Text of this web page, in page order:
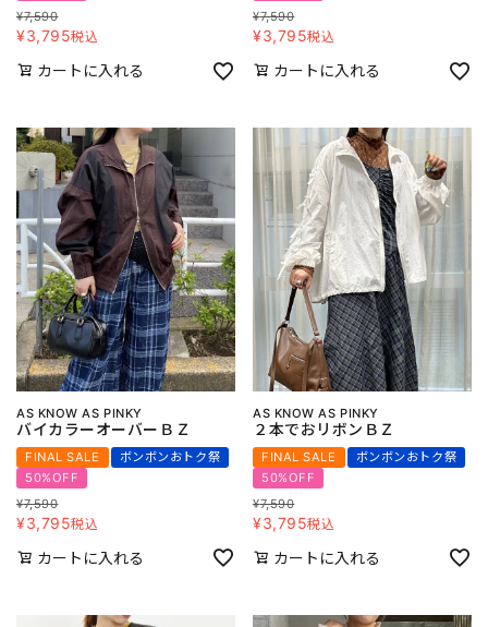
¥7,590
¥3,795税込
カートに入れる
¥7,590
¥3,795税込
カートに入れる
AS KNOW AS PINKY
バイカラーオーバーＢＺ
FINAL SALE
ボンボンおトク祭
50%OFF
¥7,590
¥3,795税込
カートに入れる
AS KNOW AS PINKY
２本でおリボンＢＺ
FINAL SALE
ボンボンおトク祭
50%OFF
¥7,590
¥3,795税込
カートに入れる